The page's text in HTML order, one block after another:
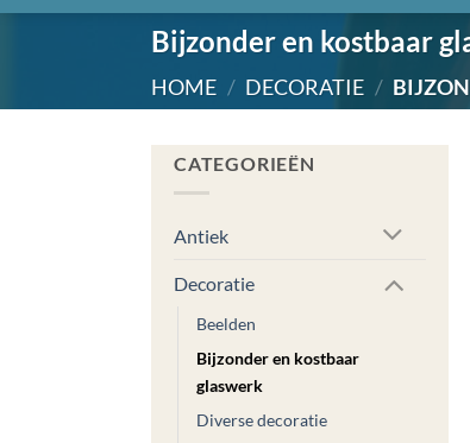
Bijzonder en kostbaar
HOME / DECORATIE /
CATEGORIEËN
Antiek
Decoratie
Beelden
Bijzonder en kostbaar
glaswerk
Diverse decoratie